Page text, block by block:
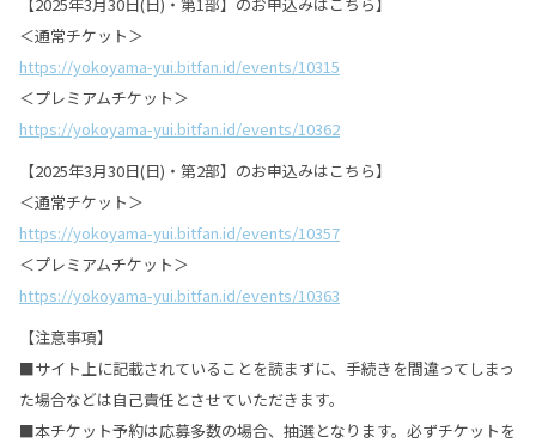
＜通常チケット＞
https://yokoyama-yui.bitfan.id/events/10315
＜プレミアムチケット＞
https://yokoyama-yui.bitfan.id/events/10362
【2025年3月30日(日)・第2部】のお申込みはこちら】
＜通常チケット＞
https://yokoyama-yui.bitfan.id/events/10357
＜プレミアムチケット＞
https://yokoyama-yui.bitfan.id/events/10363
【注意事項】
■サイト上に記載されていることを読まずに、手続きを間違ってしまっ
た場合などは自己責任とさせていただきます。
■本チケット予約は応募多数の場合、抽選となります。必ずチケットを